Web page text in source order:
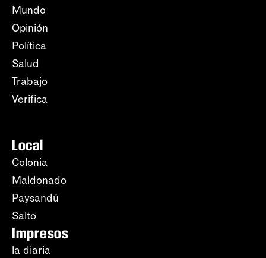
Mundo
Opinión
Política
Salud
Trabajo
Verifica
Local
Colonia
Maldonado
Paysandú
Salto
Impresos
la diaria